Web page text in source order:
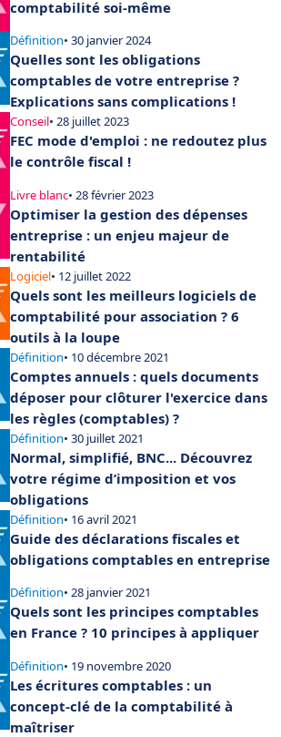
comptabilité soi-même
Définition• 30 janvier 2024
Quelles sont les obligations
comptables de votre entreprise ?
Explications sans complications !
Conseil• 28 juillet 2023
FEC mode d'emploi : ne redoutez plus
le contrôle fiscal !
Livre blanc• 28 février 2023
Optimiser la gestion des dépenses
entreprise : un enjeu majeur de
rentabilité
Logiciel• 12 juillet 2022
Quels sont les meilleurs logiciels de
comptabilité pour association ? 6
outils à la loupe
Définition• 10 décembre 2021
Comptes annuels : quels documents
déposer pour clôturer l'exercice dans
les règles (comptables) ?
Définition• 30 juillet 2021
Normal, simplifié, BNC... Découvrez
votre régime d’imposition et vos
obligations
Définition• 16 avril 2021
Guide des déclarations fiscales et
obligations comptables en entreprise
Définition• 28 janvier 2021
Quels sont les principes comptables
en France ? 10 principes à appliquer
Définition• 19 novembre 2020
Les écritures comptables : un
concept-clé de la comptabilité à
maîtriser